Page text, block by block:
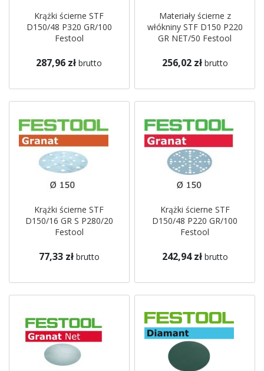
Krążki ścierne STF
D150/48 P320 GR/100
Festool
287,96 zł brutto
Materiały ścierne z
włókniny STF D150 P220
GR NET/50 Festool
256,02 zł brutto
Krążki ścierne STF
D150/16 GR S P280/20
Festool
77,33 zł brutto
Krążki ścierne STF
D150/48 P220 GR/100
Festool
242,94 zł brutto